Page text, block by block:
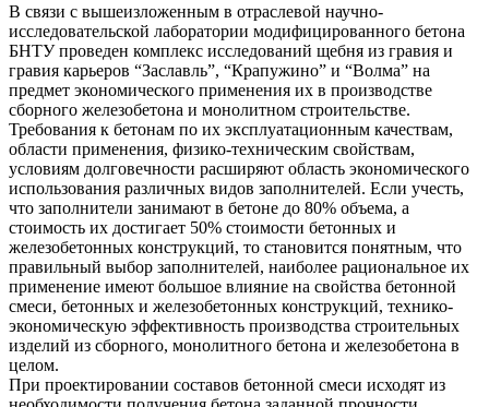
В связи с вышеизложенным в отраслевой научно-
исследовательской лаборатории модифицированного бетона
БНТУ проведен комплекс исследований щебня из гравия и
гравия карьеров “Заславль”, “Крапужино” и “Волма” на
предмет экономического применения их в производстве
сборного железобетона и монолитном строительстве.
Требования к бетонам по их эксплуатационным качествам,
области применения, физико-техническим свойствам,
условиям долговечности расширяют область экономического
использования различных видов заполнителей. Если учесть,
что заполнители занимают в бетоне до 80% объема, а
стоимость их достигает 50% стоимости бетонных и
железобетонных конструкций, то становится понятным, что
правильный выбор заполнителей, наиболее рациональное их
применение имеют большое влияние на свойства бетонной
смеси, бетонных и железобетонных конструкций, технико-
экономическую эффективность производства строительных
изделий из сборного, монолитного бетона и железобетона в
целом.
При проектировании составов бетонной смеси исходят из